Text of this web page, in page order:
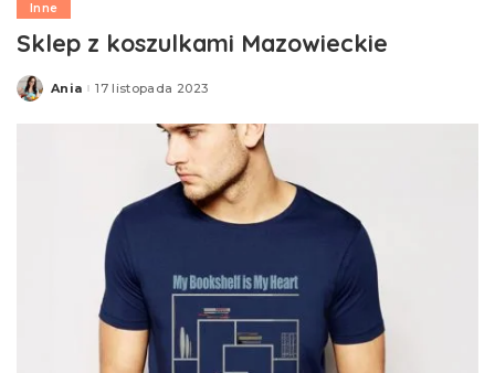
Inne
Sklep z koszulkami Mazowieckie
Posted
Ania 17 listopada 2023